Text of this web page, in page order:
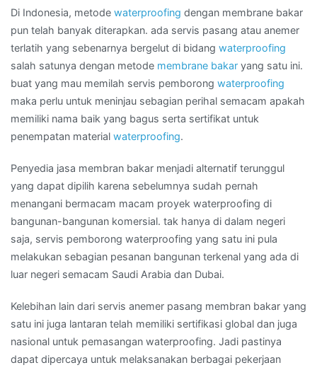
Di Indonesia, metode waterproofing dengan membrane bakar
pun telah banyak diterapkan. ada servis pasang atau anemer
terlatih yang sebenarnya bergelut di bidang waterproofing
salah satunya dengan metode membrane bakar yang satu ini.
buat yang mau memilah servis pemborong waterproofing
maka perlu untuk meninjau sebagian perihal semacam apakah
memiliki nama baik yang bagus serta sertifikat untuk
penempatan material waterproofing.
Penyedia jasa membran bakar menjadi alternatif terunggul
yang dapat dipilih karena sebelumnya sudah pernah
menangani bermacam macam proyek waterproofing di
bangunan-bangunan komersial. tak hanya di dalam negeri
saja, servis pemborong waterproofing yang satu ini pula
melakukan sebagian pesanan bangunan terkenal yang ada di
luar negeri semacam Saudi Arabia dan Dubai.
Kelebihan lain dari servis anemer pasang membran bakar yang
satu ini juga lantaran telah memiliki sertifikasi global dan juga
nasional untuk pemasangan waterproofing. Jadi pastinya
dapat dipercaya untuk melaksanakan berbagai pekerjaan